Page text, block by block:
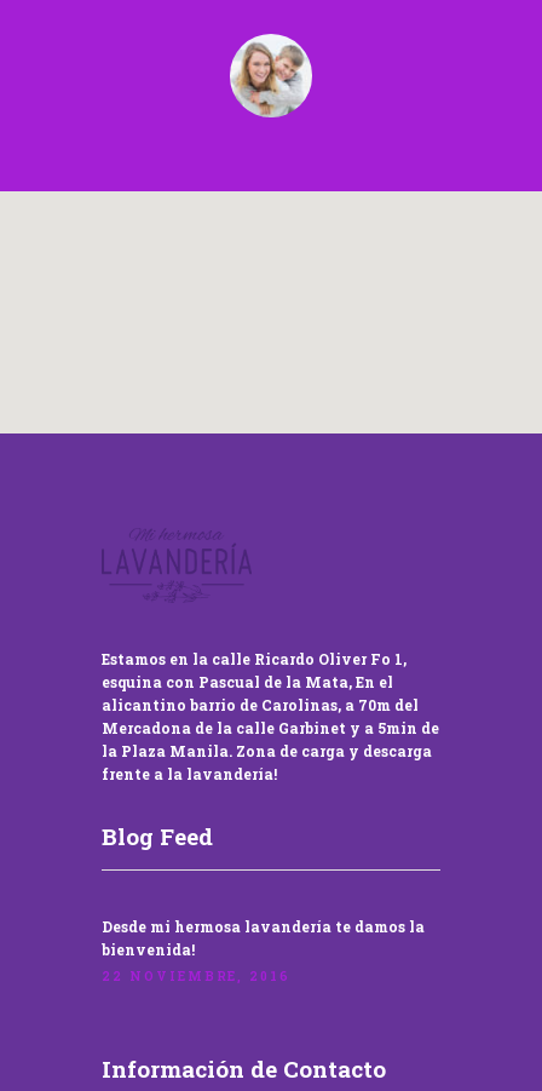
Estamos en la calle Ricardo Oliver Fo 1,
esquina con Pascual de la Mata, En el
alicantino barrio de Carolinas, a 70m del
Mercadona de la calle Garbinet y a 5min de
la Plaza Manila. Zona de carga y descarga
frente a la lavandería!
Blog Feed
Desde mi hermosa lavandería te damos la
bienvenida!
22 NOVIEMBRE, 2016
Información de Contacto